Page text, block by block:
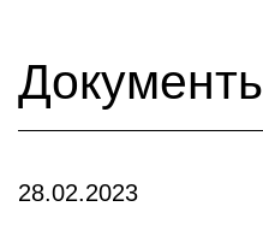
28.02.2023